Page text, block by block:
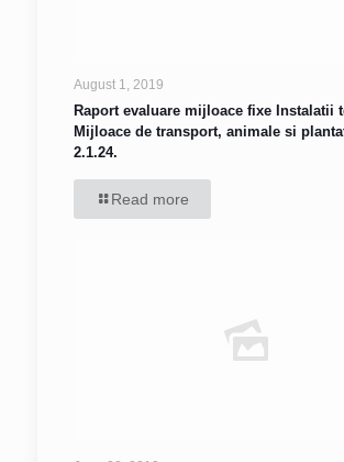
August 1, 2019
Raport evaluare mijloace fixe Instalatii
Mijloace de transport, animale si
2.1.24.
Read more